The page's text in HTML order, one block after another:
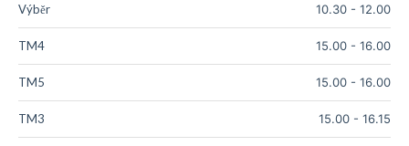
Výběr 10.30 - 12.00
TM4 15.00 - 16.00
TM5 15.00 - 16.00
TM3 15.00 - 16.15